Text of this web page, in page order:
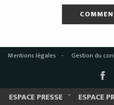
Mentions légales Gestion du
ESPACE PRESSE ESPACE